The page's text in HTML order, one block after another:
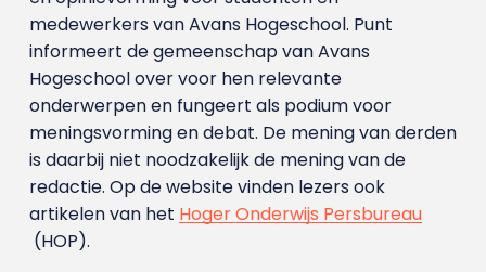
medewerkers van Avans Hoge­school. Punt
informeert de gemeenschap van Avans
Hogeschool over voor hen relevante
onderwerpen en fungeert als podium voor
meningsvorming en debat. De mening van derden
is daarbij niet noodzakelijk de mening van de
redactie. Op de website vinden lezers ook
artikelen van het Hoger Onderwijs Persbureau
(HOP).